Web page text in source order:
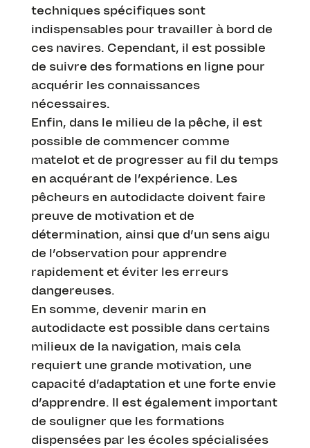
techniques spécifiques sont
indispensables pour travailler à bord de
ces navires. Cependant, il est possible
de suivre des formations en ligne pour
acquérir les connaissances
nécessaires.
Enfin, dans le milieu de la pêche, il est
possible de commencer comme
matelot et de progresser au fil du temps
en acquérant de l’expérience. Les
pêcheurs en autodidacte doivent faire
preuve de motivation et de
détermination, ainsi que d’un sens aigu
de l’observation pour apprendre
rapidement et éviter les erreurs
dangereuses.
En somme, devenir marin en
autodidacte est possible dans certains
milieux de la navigation, mais cela
requiert une grande motivation, une
capacité d’adaptation et une forte envie
d’apprendre. Il est également important
de souligner que les formations
dispensées par les écoles spécialisées